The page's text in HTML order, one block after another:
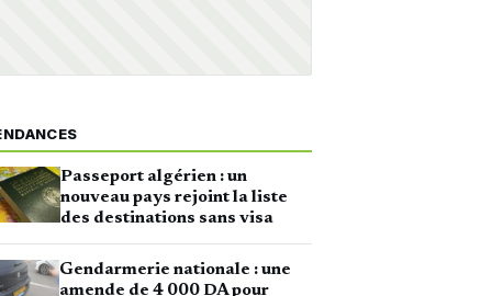
Passeport algérien : un
nouveau pays rejoint la liste
des destinations sans visa
Gendarmerie nationale : une
amende de 4 000 DA pour